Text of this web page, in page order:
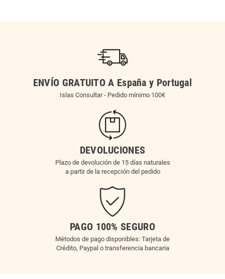
ENVÍO GRATUITO A España y Portugal
Islas Consultar - Pedido mínimo 100€
DEVOLUCIONES
Plazo de devolución de 15 días naturales
a partir de la recepción del pedido
PAGO 100% SEGURO
Métodos de pago disponibles: Tarjeta de
Crédito, Paypal o transferencia bancaria